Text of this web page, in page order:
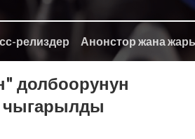
релиздер Анонстор жана
долбоорунун